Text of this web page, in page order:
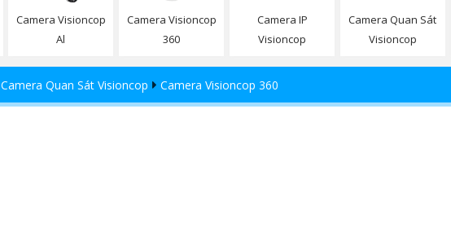
Camera Visioncop
Al
Camera Visioncop
360
Camera IP
Visioncop
Camera Quan Sát
Visioncop
Camera Quan Sát Visioncop Camera Visioncop 360